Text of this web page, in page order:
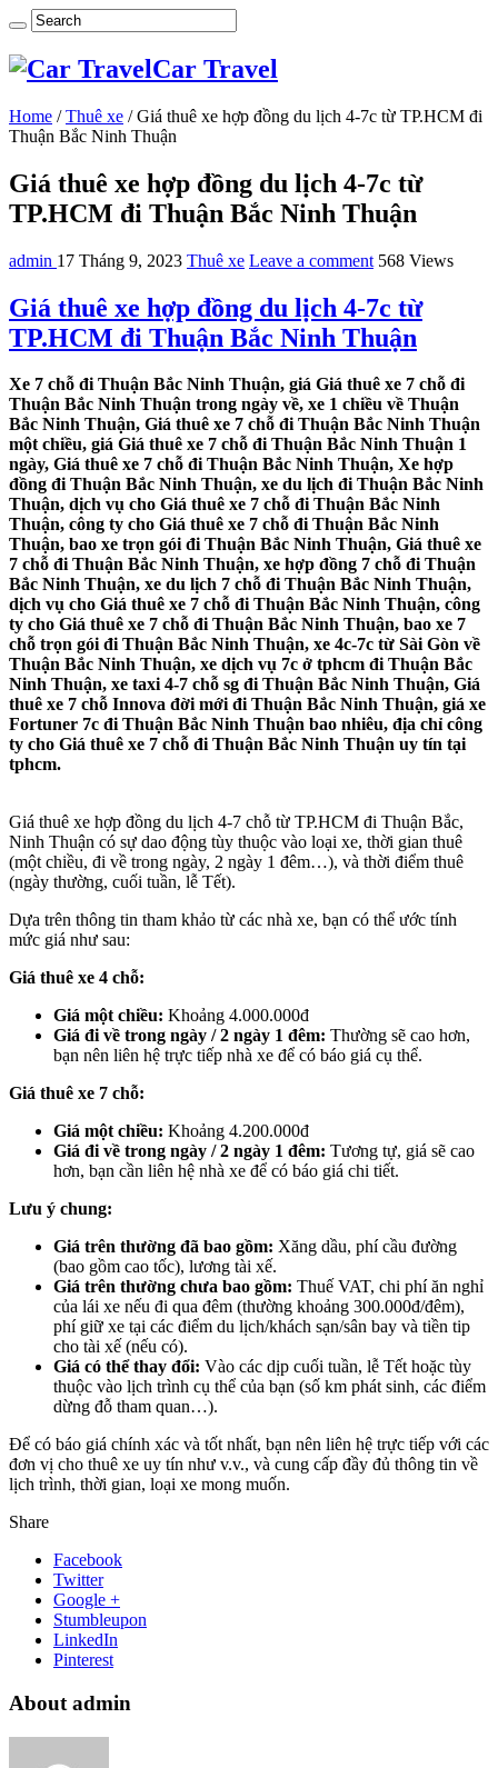
Car Travel
Home / Thuê xe / Giá thuê xe hợp đồng du lịch 4-7c từ TP.HCM đi
Thuận Bắc Ninh Thuận
Giá thuê xe hợp đồng du lịch 4-7c từ
TP.HCM đi Thuận Bắc Ninh Thuận
admin 17 Tháng 9, 2023 Thuê xe Leave a comment 568 Views
Giá thuê xe hợp đồng du lịch 4-7c từ
TP.HCM đi Thuận Bắc Ninh Thuận
Xe 7 chỗ đi Thuận Bắc Ninh Thuận, giá Giá thuê xe 7 chỗ đi
Thuận Bắc Ninh Thuận trong ngày về, xe 1 chiều về Thuận
Bắc Ninh Thuận, Giá thuê xe 7 chỗ đi Thuận Bắc Ninh Thuận
một chiều, giá Giá thuê xe 7 chỗ đi Thuận Bắc Ninh Thuận 1
ngày, Giá thuê xe 7 chỗ đi Thuận Bắc Ninh Thuận, Xe hợp
đồng đi Thuận Bắc Ninh Thuận, xe du lịch đi Thuận Bắc Ninh
Thuận, dịch vụ cho Giá thuê xe 7 chỗ đi Thuận Bắc Ninh
Thuận, công ty cho Giá thuê xe 7 chỗ đi Thuận Bắc Ninh
Thuận, bao xe trọn gói đi Thuận Bắc Ninh Thuận, Giá thuê xe
7 chỗ đi Thuận Bắc Ninh Thuận, xe hợp đồng 7 chỗ đi Thuận
Bắc Ninh Thuận, xe du lịch 7 chỗ đi Thuận Bắc Ninh Thuận,
dịch vụ cho Giá thuê xe 7 chỗ đi Thuận Bắc Ninh Thuận, công
ty cho Giá thuê xe 7 chỗ đi Thuận Bắc Ninh Thuận, bao xe 7
chỗ trọn gói đi Thuận Bắc Ninh Thuận, xe 4c-7c từ Sài Gòn về
Thuận Bắc Ninh Thuận, xe dịch vụ 7c ở tphcm đi Thuận Bắc
Ninh Thuận, xe taxi 4-7 chỗ sg đi Thuận Bắc Ninh Thuận, Giá
thuê xe 7 chỗ Innova đời mới đi Thuận Bắc Ninh Thuận, giá xe
Fortuner 7c đi Thuận Bắc Ninh Thuận bao nhiêu, địa chỉ công
ty cho Giá thuê xe 7 chỗ đi Thuận Bắc Ninh Thuận uy tín tại
tphcm.
Giá thuê xe hợp đồng du lịch 4-7 chỗ từ TP.HCM đi Thuận Bắc,
Ninh Thuận có sự dao động tùy thuộc vào loại xe, thời gian thuê
(một chiều, đi về trong ngày, 2 ngày 1 đêm…), và thời điểm thuê
(ngày thường, cuối tuần, lễ Tết).
Dựa trên thông tin tham khảo từ các nhà xe, bạn có thể ước tính
mức giá như sau:
Giá thuê xe 4 chỗ:
Giá một chiều: Khoảng 4.000.000đ
Giá đi về trong ngày / 2 ngày 1 đêm: Thường sẽ cao hơn,
bạn nên liên hệ trực tiếp nhà xe để có báo giá cụ thể.
Giá thuê xe 7 chỗ:
Giá một chiều: Khoảng 4.200.000đ
Giá đi về trong ngày / 2 ngày 1 đêm: Tương tự, giá sẽ cao
hơn, bạn cần liên hệ nhà xe để có báo giá chi tiết.
Lưu ý chung:
Giá trên thường đã bao gồm: Xăng dầu, phí cầu đường
(bao gồm cao tốc), lương tài xế.
Giá trên thường chưa bao gồm: Thuế VAT, chi phí ăn nghỉ
của lái xe nếu đi qua đêm (thường khoảng 300.000đ/đêm),
phí giữ xe tại các điểm du lịch/khách sạn/sân bay và tiền tip
cho tài xế (nếu có).
Giá có thể thay đổi: Vào các dịp cuối tuần, lễ Tết hoặc tùy
thuộc vào lịch trình cụ thể của bạn (số km phát sinh, các điểm
dừng đỗ tham quan…).
Để có báo giá chính xác và tốt nhất, bạn nên liên hệ trực tiếp với các
đơn vị cho thuê xe uy tín như v.v., và cung cấp đầy đủ thông tin về
lịch trình, thời gian, loại xe mong muốn.
Share
Facebook
Twitter
Google +
Stumbleupon
LinkedIn
Pinterest
About admin